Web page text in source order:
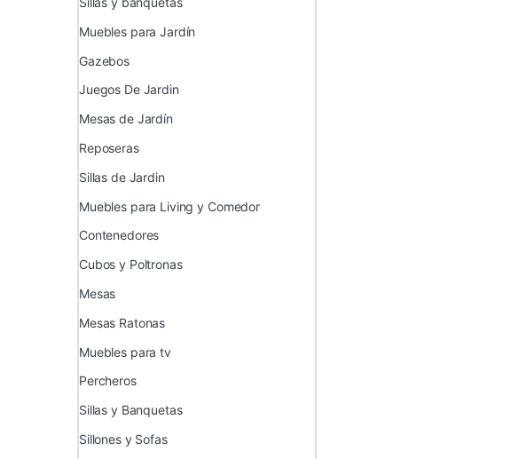
Muebles para Jardín
Gazebos
Juegos De Jardin
Mesas de Jardín
Reposeras
Sillas de Jardin
Muebles para Living y Comedor
Contenedores
Cubos y Poltronas
Mesas
Mesas Ratonas
Muebles para tv
Percheros
Sillas y Banquetas
Sillones y Sofas